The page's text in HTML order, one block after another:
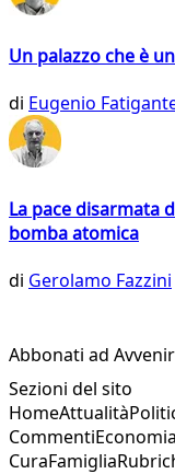
Un palazzo che è
di Eugenio
La pace disarmata
bomba atomica
di Gerolamo Fazzini
Abbonati ad
Sezioni del sito
HomeAttualità
CommentiEconomia
CuraFamiglia